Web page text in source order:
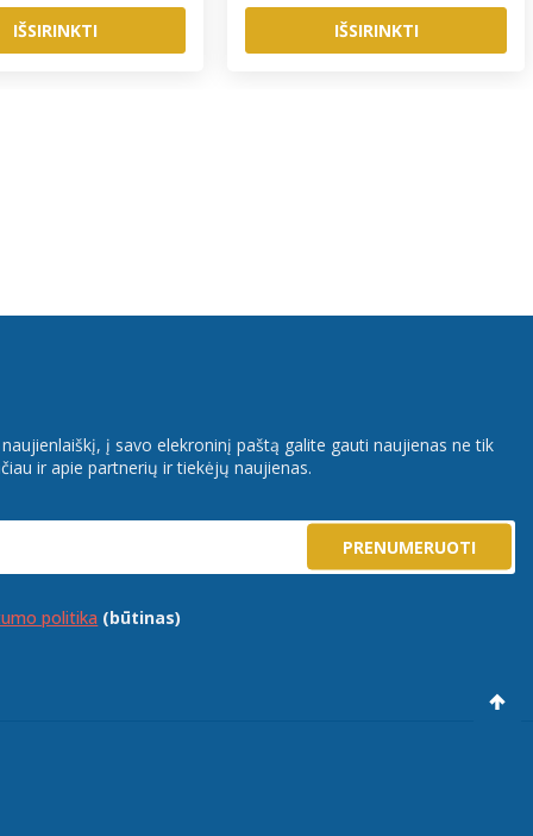
IŠSIRINKTI IŠSIRINKTI
į savo elekroninį paštą galite gauti naujienas ne tik
ir apie partnerių ir tiekėjų naujienas.
PRENUMERUOTI
politika (būtinas)